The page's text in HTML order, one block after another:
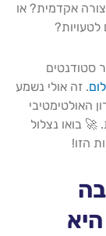
אקדמית? או
לטעויות?
סטודנטים
. זה אולי נשמע
האולטימטיבי
בואו נצלול
הזו!